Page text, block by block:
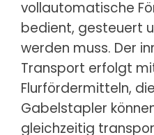
vollautomatische
bedient, gesteuert
werden muss. Der
Transport erfolgt
Flurfördermitteln,
Gabelstapler
gleichzeitig